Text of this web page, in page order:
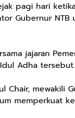
pagi hari
Gubernur NTB
jajaran
Adha tersebut.
Chair, mewakili
memperkuat